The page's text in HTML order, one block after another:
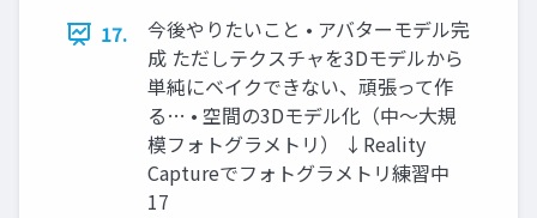
17.
今後やりたいこと • アバターモデル完
成 ただしテクスチャを3Dモデルから
単純にベイクできない、頑張って作
る… • 空間の3Dモデル化（中～大規
模フォトグラメトリ） ↓Reality
Captureでフォトグラメトリ練習中
17